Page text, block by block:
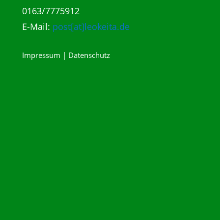
0163/7775912
E-Mail: post[at]leokeita.de
Impressum | Datenschutz